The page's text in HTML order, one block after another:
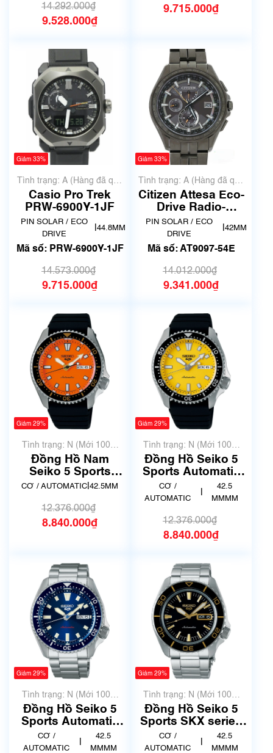
14.292.000₫
9.528.000₫
9.715.000₫
Giảm 33%
Tình trạng: A (Hàng đã qua
sử dụng nhưng rất đẹp,
không có xước)
Casio Pro Trek
PRW-6900Y-1JF
PIN SOLAR / ECO
DRIVE
44.8MM
Mã số: PRW-6900Y-1JF
14.573.000₫
9.715.000₫
Giảm 33%
Tình trạng: A (Hàng đã qua
sử dụng nhưng rất đẹp,
không có xước)
Citizen Attesa Eco-
Drive Radio-
Controlled Titanium
AT9097-54E
PIN SOLAR / ECO
DRIVE
42MM
Mã số: AT9097-54E
14.012.000₫
9.341.000₫
Giảm 29%
Tình trạng: N (Mới 100%
chưa qua sử dụng)
Đồng Hồ Nam
Seiko 5 Sports
Automatic SB-
CƠ / AUTOMATIC 42.5MM
12.376.000₫
8.840.000₫
Giảm 29%
Tình trạng: N (Mới 100%
chưa qua sử dụng)
Đồng Hồ Seiko 5
Sports Automatic
SB-SA307
CƠ /
AUTOMATIC
42.5
MMMM
12.376.000₫
8.840.000₫
Giảm 29%
Tình trạng: N (Mới 100%
chưa qua sử dụng)
Đồng Hồ Seiko 5
Sports Automatic
SB-SA303
CƠ /
AUTOMATIC
42.5
MMMM
Giảm 29%
Tình trạng: N (Mới 100%
chưa qua sử dụng)
Đồng Hồ Seiko 5
Sports SKX series
SB-SA261
CƠ /
AUTOMATIC
42.5
MMMM